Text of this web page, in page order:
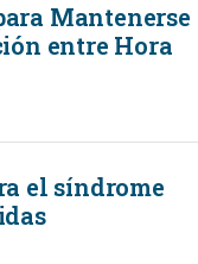
Mantenerse
entre Hora
el síndrome